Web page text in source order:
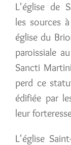
L'église de
les sources
église du
paroissiale
Sancti
perd ce
édifiée par
leur
L'église